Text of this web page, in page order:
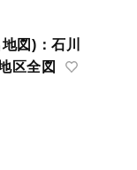
図)：石川
区全図